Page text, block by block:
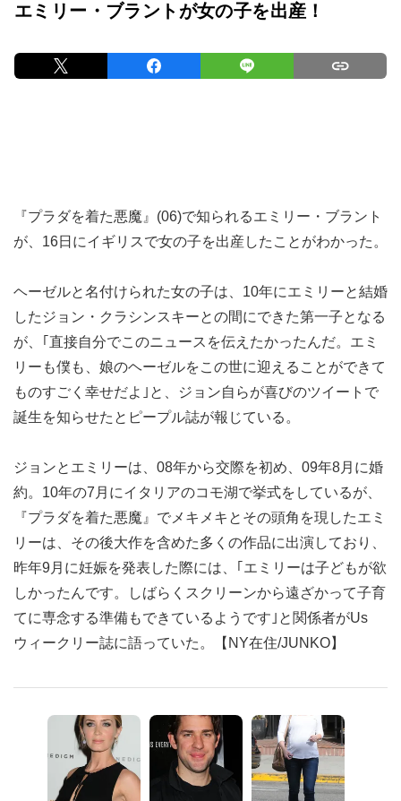
エミリー・ブラントが女の子を出産！
『プラダを着た悪魔』(06)で知られるエミリー・ブラント
が、16日にイギリスで女の子を出産したことがわかった。
ヘーゼルと名付けられた女の子は、10年にエミリーと結婚
したジョン・クラシンスキーとの間にできた第一子となる
が、｢直接自分でこのニュースを伝えたかったんだ。エミ
リーも僕も、娘のヘーゼルをこの世に迎えることができて
ものすごく幸せだよ｣と、ジョン自らが喜びのツイートで
誕生を知らせたとピープル誌が報じている。
ジョンとエミリーは、08年から交際を初め、09年8月に婚
約。10年の7月にイタリアのコモ湖で挙式をしているが、
『プラダを着た悪魔』でメキメキとその頭角を現したエミ
リーは、その後大作を含めた多くの作品に出演しており、
昨年9月に妊娠を発表した際には、｢エミリーは子どもが欲
しかったんです。しばらくスクリーンから遠ざかって子育
てに専念する準備もできているようです｣と関係者がUs
ウィークリー誌に語っていた。【NY在住/JUNKO】